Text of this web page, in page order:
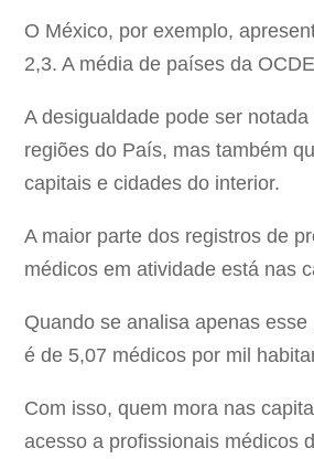
O México, por exemplo,
2,3. A média de países da
A desigualdade pode ser
regiões do País, mas também
capitais e cidades do interior.
A maior parte dos registros de
médicos em atividade está nas
Quando se analisa apenas
é de 5,07 médicos por mil
Com isso, quem mora nas
acesso a profissionais médicos